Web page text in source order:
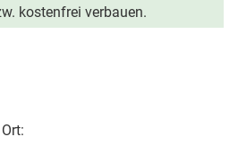
kostenfrei verbauen.